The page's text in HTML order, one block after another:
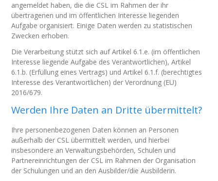
angemeldet haben, die die CSL im Rahmen der ihr
übertragenen und im öffentlichen Interesse liegenden
Aufgabe organisiert. Einige Daten werden zu statistischen
Zwecken erhoben.
Die Verarbeitung stützt sich auf Artikel 6.1.e. (im öffentlichen
Interesse liegende Aufgabe des Verantwortlichen), Artikel
6.1.b. (Erfüllung eines Vertrags) und Artikel 6.1.f. (berechtigtes
Interesse des Verantwortlichen) der Verordnung (EU)
2016/679.
Werden Ihre Daten an Dritte übermittelt?
Ihre personenbezogenen Daten können an Personen
außerhalb der CSL übermittelt werden, und hierbei
insbesondere an Verwaltungsbehörden, Schulen und
Partnereinrichtungen der CSL im Rahmen der Organisation
der Schulungen und an den Ausbilder/die Ausbilderin.